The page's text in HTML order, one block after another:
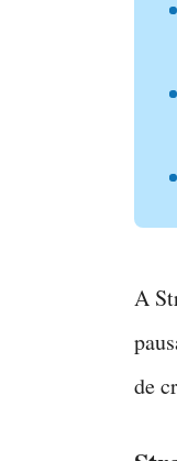
A
de